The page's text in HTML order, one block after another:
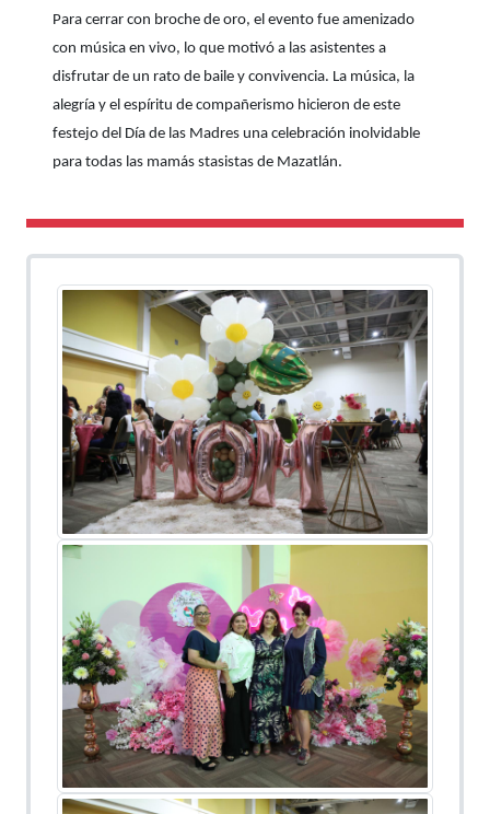
Para cerrar con broche de oro, el evento fue amenizado
con música en vivo, lo que motivó a las asistentes a
disfrutar de un rato de baile y convivencia. La música, la
alegría y el espíritu de compañerismo hicieron de este
festejo del Día de las Madres una celebración inolvidable
para todas las mamás stasistas de Mazatlán.